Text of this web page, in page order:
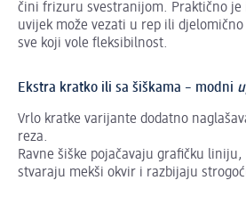
čini frizuru svestranijom. Praktično je
uvijek može vezati u rep ili
sve koji vole fleksibilnost.
Ekstra kratko ili sa šiškama – modni
Vrlo kratke varijante dodatno
reza.
Ravne šiške pojačavaju grafičku liniju,
stvaraju mekši okvir i razbijaju